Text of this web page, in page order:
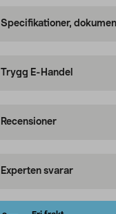
Specifikationer,
Trygg E-Handel
Recensioner
Experten svarar